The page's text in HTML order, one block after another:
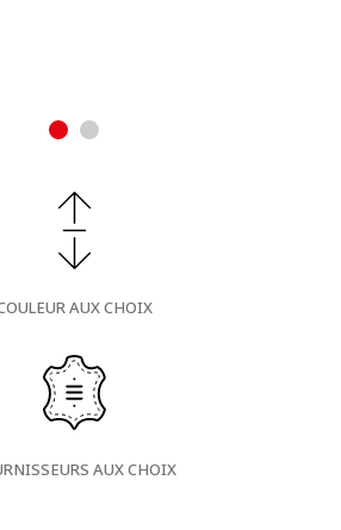
AUX CHOIX
AUX CHOIX